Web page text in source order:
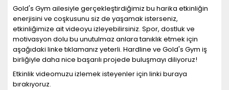
Gold's Gym ailesiyle gerçekleştirdiğimiz bu harika etkinliğin
enerjisini ve coşkusunu siz de yaşamak isterseniz,
etkinliğimize ait videoyu izleyebilirsiniz. Spor, dostluk ve
motivasyon dolu bu unutulmaz anlara tanıklık etmek için
aşağıdaki linke tıklamanız yeterli. Hardline ve Gold's Gym iş
birliğiyle daha nice başarılı projede buluşmayı diliyoruz!
Etkinlik videomuzu izlemek isteyenler için linki buraya
bırakıyoruz.